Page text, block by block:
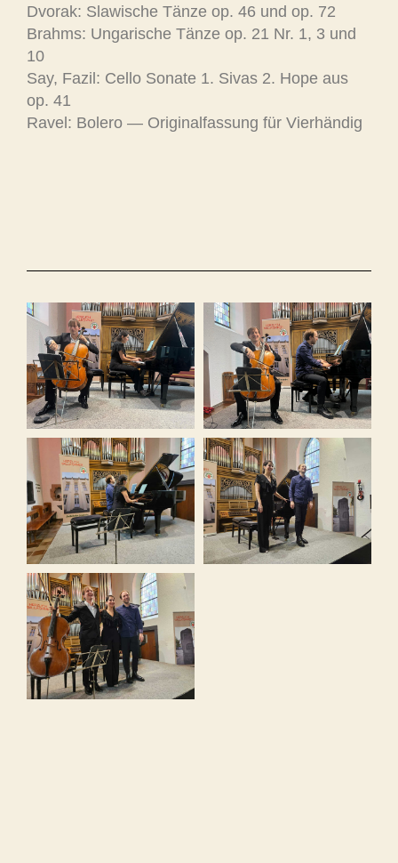
Dvorak: Slawische Tänze op. 46 und op. 72
Brahms: Ungarische Tänze op. 21 Nr. 1, 3 und
10
Say, Fazil: Cello Sonate 1. Sivas 2. Hope aus
op. 41
Ravel: Bolero — Originalfassung für Vierhändig